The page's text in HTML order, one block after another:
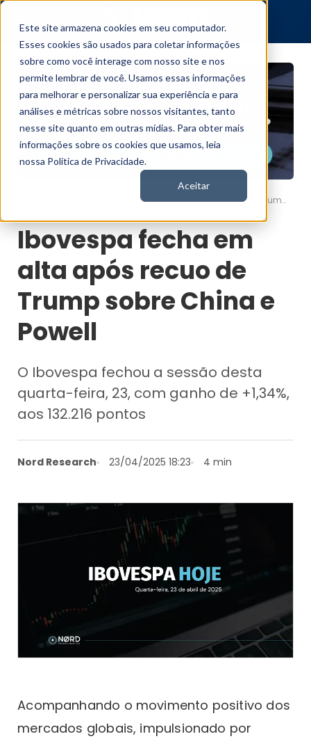
Este site armazena cookies em seu computador.
Esses cookies são usados para coletar informações
sobre como você interage com nosso site e nos
permite lembrar de você. Usamos essas informações
para melhorar e personalizar sua experiência e para
análises e métricas sobre nossos visitantes, tanto
nesse site quanto em outras mídias. Para obter mais
informações sobre os cookies que usamos, leia
nossa Política de Privacidade.
Aceitar
Ibovespa fecha em alta após recuo de Trump sobre China e Powell
Ibovespa fecha em
alta após recuo de
Trump sobre China e
Powell
O Ibovespa fechou a sessão desta
quarta-feira, 23, com ganho de +1,34%,
aos 132.216 pontos
Nord Research 23/04/2025 18:23 4 min
Acompanhando o movimento positivo dos
mercados globais, impulsionado por